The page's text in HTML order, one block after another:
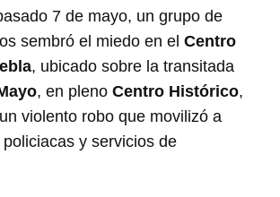
7 de mayo, un grupo de
sembró el miedo en elCentro
, ubicado sobre la transitada
, en plenoCentro Histórico,
violento robo que movilizó a
y servicios de